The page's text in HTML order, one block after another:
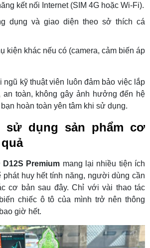
kết nối Internet (SIM 4G hoặc Wi-Fi).
dụng và giao diện theo sở thích cá
kiện khác nếu có (camera, cảm biến áp
ngũ kỹ thuật viên luôn đảm bảo việc lắp
an toàn, không gây ảnh hưởng đến hệ
hoàn toàn yên tâm khi sử dụng.
sử dụng sản phẩm cơ
Premium mang lại nhiều tiện ích
huy hết tính năng, người dùng cần
cơ bản sau đây. Chỉ với vài thao tác
chiếc ô tô của mình trở nên thông
giờ hết.